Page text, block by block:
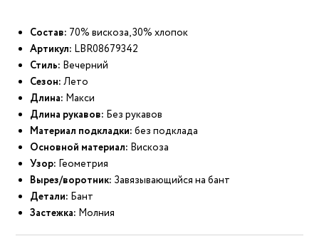
Состав: 70% вискоза, 30% хлопок
Артикул: LBR08679342
Стиль: Вечерний
Сезон: Лето
Длина: Макси
Длина рукавов: Без рукавов
Материал подкладки: без подклада
Основной материал: Вискоза
Узор: Геометрия
Вырез/воротник: Завязывающийся на бант
Детали: Бант
Застежка: Молния